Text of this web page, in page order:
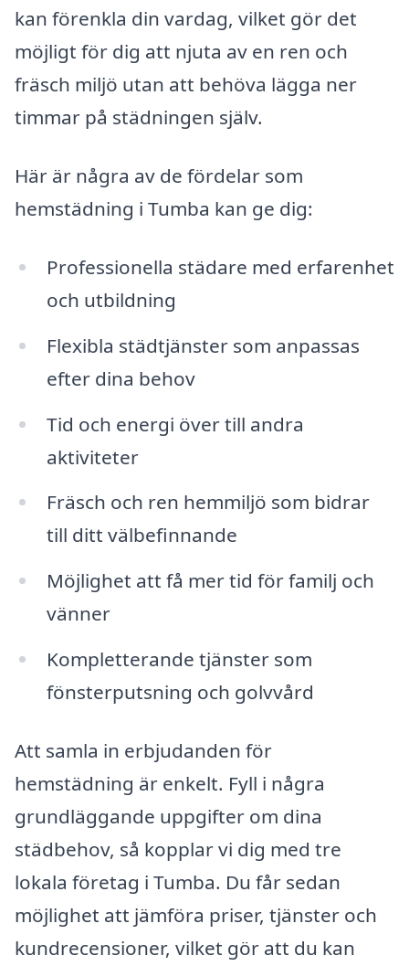
kan förenkla din vardag, vilket gör det
möjligt för dig att njuta av en ren och
fräsch miljö utan att behöva lägga ner
timmar på städningen själv.
Här är några av de fördelar som
hemstädning i Tumba kan ge dig:
Professionella städare med erfarenhet
och utbildning
Flexibla städtjänster som anpassas
efter dina behov
Tid och energi över till andra
aktiviteter
Fräsch och ren hemmiljö som bidrar
till ditt välbefinnande
Möjlighet att få mer tid för familj och
vänner
Kompletterande tjänster som
fönsterputsning och golvvård
Att samla in erbjudanden för
hemstädning är enkelt. Fyll i några
grundläggande uppgifter om dina
städbehov, så kopplar vi dig med tre
lokala företag i Tumba. Du får sedan
möjlighet att jämföra priser, tjänster och
kundrecensioner, vilket gör att du kan